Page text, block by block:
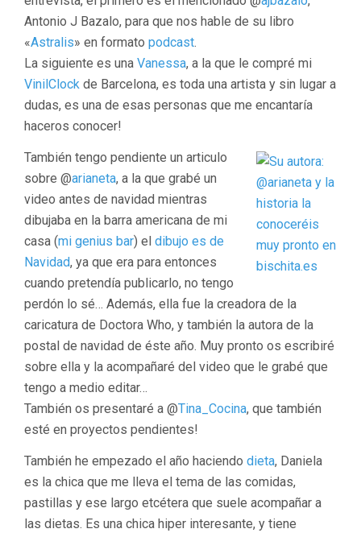
Antonio J Bazalo, para que nos hable de su libro
«Astralis» en formato podcast.
La siguiente es una Vanessa, a la que le compré mi
VinilClock de Barcelona, es toda una artista y sin lugar a
dudas, es una de esas personas que me encantaría
haceros conocer!
También tengo pendiente un articulo
sobre @arianeta, a la que grabé un
video antes de navidad mientras
dibujaba en la barra americana de mi
casa (mi genius bar) el dibujo es de
Navidad, ya que era para entonces
cuando pretendía publicarlo, no tengo
perdón lo sé… Además, ella fue la creadora de la
caricatura de Doctora Who, y también la autora de la
postal de navidad de éste año. Muy pronto os escribiré
sobre ella y la acompañaré del video que le grabé que
tengo a medio editar…
También os presentaré a @Tina_Cocina, que también
esté en proyectos pendientes!
También he empezado el año haciendo dieta, Daniela
es la chica que me lleva el tema de las comidas,
pastillas y ese largo etcétera que suele acompañar a
las dietas. Es una chica hiper interesante, y tiene